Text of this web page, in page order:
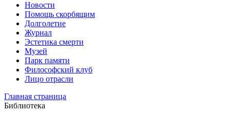
Новости
Помощь скорбящим
Долголетие
Журнал
Эстетика смерти
Музей
Парк памяти
Философский клуб
Лицо отрасли
Главная страница
Библиотека